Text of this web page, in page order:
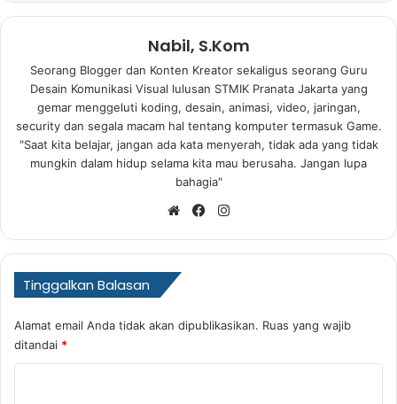
Nabil, S.Kom
Seorang Blogger dan Konten Kreator sekaligus seorang Guru
Desain Komunikasi Visual lulusan STMIK Pranata Jakarta yang
gemar menggeluti koding, desain, animasi, video, jaringan,
security dan segala macam hal tentang komputer termasuk Game.
"Saat kita belajar, jangan ada kata menyerah, tidak ada yang tidak
mungkin dalam hidup selama kita mau berusaha. Jangan lupa
bahagia"
WebsiteFacebook
Tinggalkan Balasan
Alamat email Anda tidak akan dipublikasikan. Ruas yang wajib
ditandai *